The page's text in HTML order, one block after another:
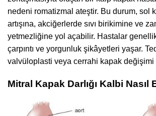
nedeni romatizmal ateştir. Bu durum, sol
artışına, akciğerlerde sıvı birikimine ve
yetmezliğine yol açabilir. Hastalar
çarpıntı ve yorgunluk şikâyetleri yaşar.
valvüloplasti veya cerrahi kapak değişimi
Mitral Kapak Darlığı Kalbi Nasıl